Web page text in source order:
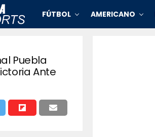
FÚTBOL AMERICANO
Puebla
Ante